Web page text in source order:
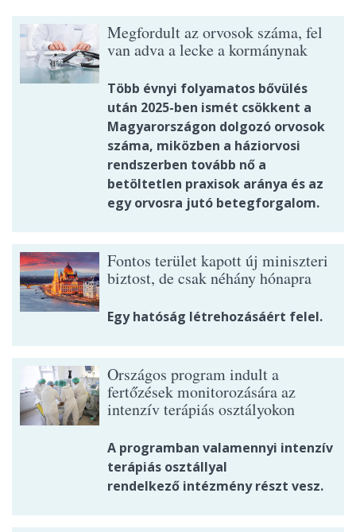
Megfordult az orvosok száma, fel
van adva a lecke a kormánynak
Több évnyi folyamatos bővülés
után 2025-ben ismét csökkent a
Magyarországon dolgozó orvosok
száma, miközben a háziorvosi
rendszerben tovább nő a
betöltetlen praxisok aránya és az
egy orvosra jutó betegforgalom.
Fontos terület kapott új miniszteri
biztost, de csak néhány hónapra
Egy hatóság létrehozásáért felel.
Országos program indult a
fertőzések monitorozására az
intenzív terápiás osztályokon
A programban valamennyi intenzív
terápiás osztállyal
rendelkező intézmény részt vesz.